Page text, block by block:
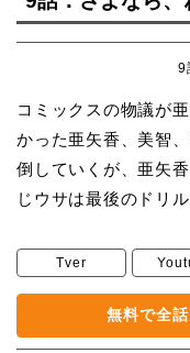
9
コミックスの物議が
かった亜矢香、美智
倒していくが、亜矢
じウサは最後のドリ
Tver
無料で全